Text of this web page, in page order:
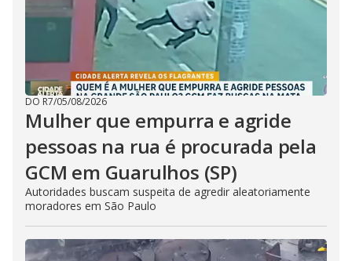
DO R7/05/08/2026
Mulher que empurra e agride
pessoas na rua é procurada pela
GCM em Guarulhos (SP)
Autoridades buscam suspeita de agredir aleatoriamente
moradores em São Paulo